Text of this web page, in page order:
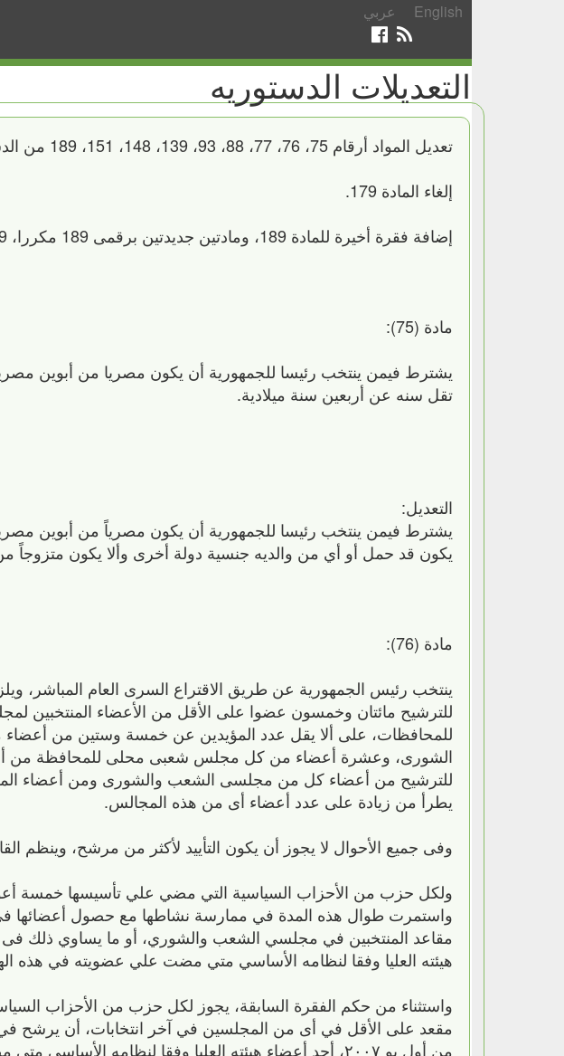
عربي English
التعديلات الدستوريه
تعديل المواد أرقام 75، 76، 77، 88، 93، 139، 148، 151، 189 من الدستور.
إلغاء المادة 179.
إضافة فقرة أخيرة للمادة 189، ومادتين جديدتين برقمى 189 مكررا، 189 مكرر "1" إلى الدستور.
مادة (75):
يشترط فيمن ينتخب رئيسا للجمهورية أن يكون مصريا من أبوين
تقل سنه عن أربعين سنة ميلادية.
التعديل:
يشترط فيمن ينتخب رئيسا للجمهورية أن يكون مصرياً من أبوين
يكون قد حمل أو أي من والديه جنسية دولة أخرى وألا يكون متزوجاً
مادة (76):
ينتخب رئيس الجمهورية عن طريق الاقتراع السرى العام المباشر،
للترشيح مائتان وخمسون عضوا على الأقل من الأعضاء المنتخبين
للمحافظات، على ألا يقل عدد المؤيدين عن خمسة وستين من
الشورى، وعشرة أعضاء من كل مجلس شعبى محلى للمحافظة من
للترشيح من أعضاء كل من مجلسى الشعب والشورى ومن أعضاء
يطرأ من زيادة على عدد أعضاء أى من هذه المجالس.
وفى جميع الأحوال لا يجوز أن يكون التأييد لأكثر من مرشح، وينظم
ولكل حزب من الأحزاب السياسية التي مضي علي تأسيسها خمسة
مقاعد المنتخبين في مجلسي الشعب والشوري، أو ما يساوي ذلك فى
هيئته العليا وفقا لنظامه الأساسي متي مضت علي عضويته في هذه
واستثناء من حكم الفقرة السابقة، يجوز لكل حزب من الأحزاب
مقعد على الأقل في أى من المجلسين في آخر انتخابات، أن يرشح
من أول يو ٢٠٠٧، أحد أعضاء هيئته العليا وفقا لنظامه